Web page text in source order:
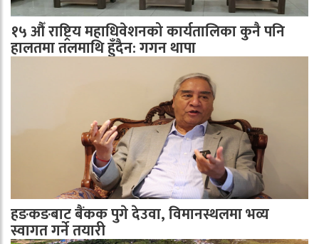
१५ औँ राष्ट्रिय महाधिवेशनको कार्यतालिका कुनै पनि
हालतमा तलमाथि हुँदैन: गगन थापा
हङकङबाट बैंकक पुगे देउवा, विमानस्थलमा भव्य
स्वागत गर्ने तयारी